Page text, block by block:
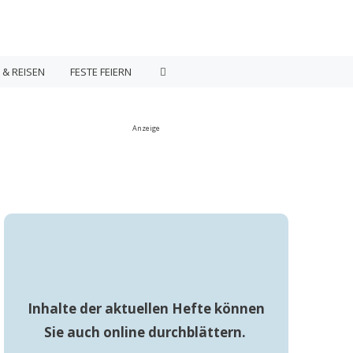
REISEN FESTE FEIERN
Anzeige
Inhalte der aktuellen Hefte können
Sie auch online durchblättern.